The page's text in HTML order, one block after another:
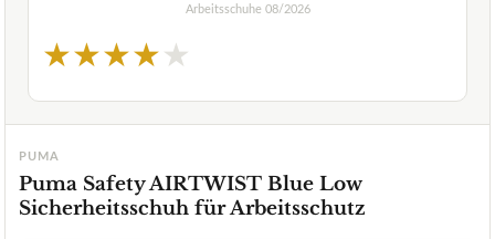
Arbeitsschuhe 08/2026
★★★★★
PUMA
Puma Safety AIRTWIST Blue Low
Sicherheitsschuh für Arbeitsschutz